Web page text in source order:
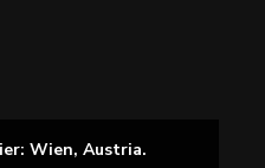
Wien, Austria.